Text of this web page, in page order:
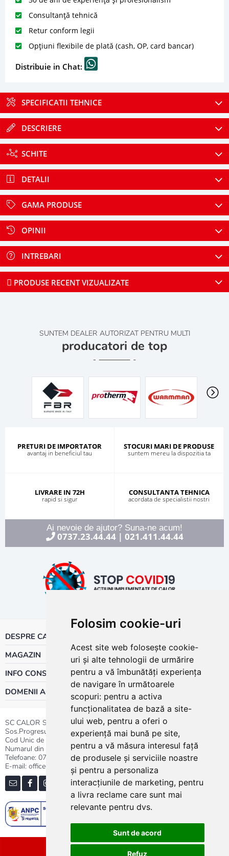
Folosim cookie-uri
Acest site web folosește cookie-
uri și alte tehnologii de urmărire
pentru a vă îmbunătăți experiența
de navigare în următoarele
scopuri: pentru a activa
funcționalitatea de bază a site-
ului web, pentru a oferi o
experiență mai bună pe site,
pentru a vă măsura interesul față
de produsele și serviciile noastre
și pentru a personaliza
interacțiunile de marketing, pentru
a livra reclame care sunt mai
relevante pentru dvs.
Sunt de acord
Refuz
Consultanță tehnică
Retur conform legii
Opțiuni flexibile de plată (cash, OP, card bancar)
Distribuie in Chat:
SPECIFICATII TEHNICE
DESCRIERE
SCHITE
DETALII
GAMA PRODUSE
OPINII
INTREBARI
PRODUSE RECENT VIZUALIZATE
SUNTEM DEALER AUTORIZAT PENTRU MULTI
producatori de top
PRETURI DE IMPORTATOR
avantaj in beneficiul tau
STOCURI MARI DE PRODUSE
suntem mereu la dispozitia ta
LIVRARE IN 72H
rapid si sigur
CONSULTANTA TEHNICA
acordata de specialistii nostri
Ai nevoie de ajutor? Suna-ne acum!
0737.23.44.44| 021.411.44.44
DESPRE CALOR
MAGAZIN
INFO CONSUMATOR
DOMENII ACTIVITATE
SC CALOR SRL
Sos.Progresului nr.30-40, Sector 5, Bucuresti
Cod Unic de Inregistrare: RO 3004724
Numarul din Registrul Comertului:J40/13176/1991
Telefoane: 0737.23.44.44|021.411.44.44
E-mail: office@calor.ro